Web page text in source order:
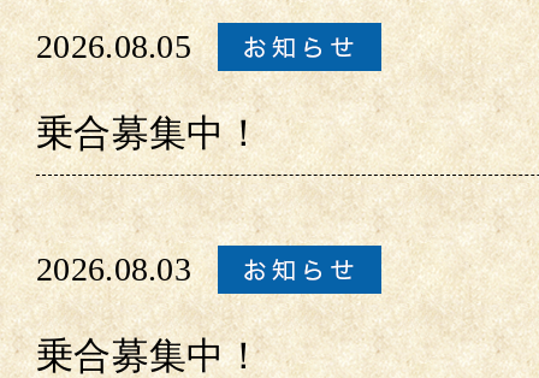
2026.08.05
乗合募集中！
2026.08.03
乗合募集中！